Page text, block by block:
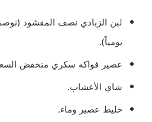
يومياً).
عصير فواكه سكري منخفض
شاي الأعشاب.
خليط عصير وماء.